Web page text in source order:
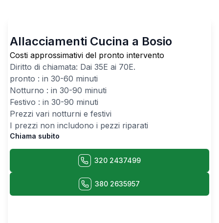
Allacciamenti Cucina a Bosio
Costi approssimativi del pronto intervento
Diritto di chiamata: Dai 35E ai 70E.
pronto : in 30-60 minuti
Notturno : in 30-90 minuti
Festivo : in 30-90 minuti
Prezzi vari notturni e festivi
I prezzi non includono i pezzi riparati
Chiama subito
320 2437499
380 2635957